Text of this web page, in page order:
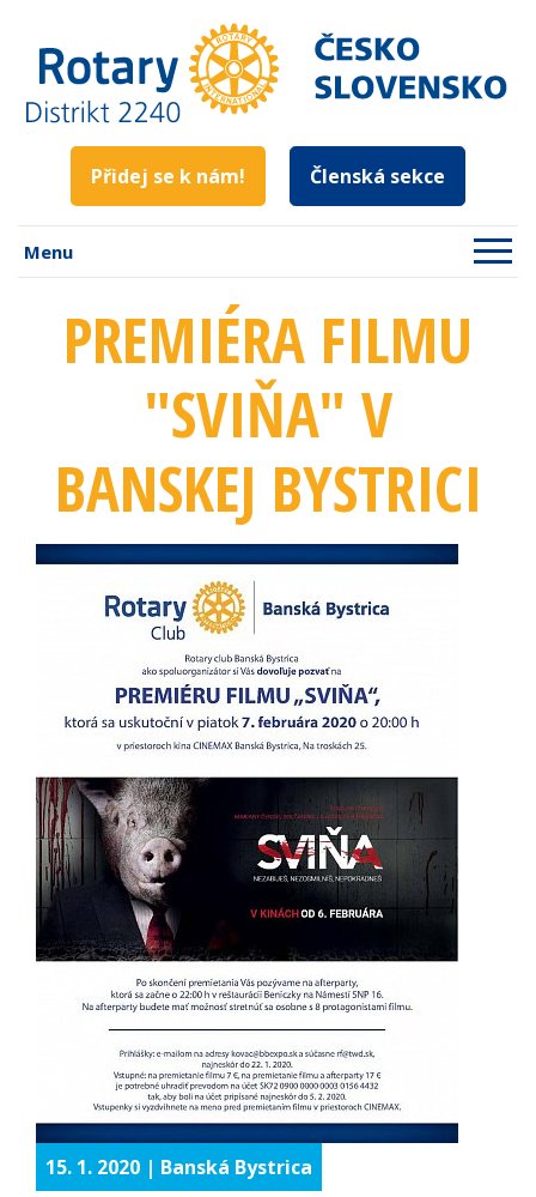
Přidej se k nám! Členská sekce
Menu
PREMIÉRA FILMU
"SVIŇA" V
BANSKEJ BYSTRICI
15. 1. 2020 | Banská Bystrica